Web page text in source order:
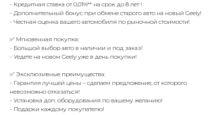
- Кредитная ставка от 0,01%** на срок до 8 лет !
- Дополнительный бонус при обмене старого авто на новый Geely!
- Честная оценка вашего автомобиля по рыночной стоимости!
✅ Мгновенная покупка:
- Большой выбор авто в наличии и под заказ!
- Уедете на новом Geely уже в день покупки!
✅ Эксклюзивные преимущества:
- Гарантия лучшей цены – сделаем предложение, от которого
невозможно отказаться!
- Установка доп. оборудования по вашему желанию!
- Подарки каждому покупателю!